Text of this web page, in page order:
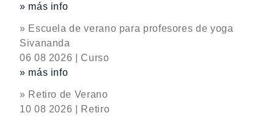
» más info
» Escuela de verano para profesores de yoga
Sivananda
06 08 2026 | Curso
» más info
» Retiro de Verano
10 08 2026 | Retiro